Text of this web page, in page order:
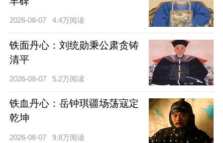
2026-08-07 4.4万阅读
铁面丹心：刘统勋秉公肃贪铸
清平
2026-08-07 5.2万阅读
铁血丹心：岳钟琪疆场荡寇定
乾坤
2026-08-07 9.8万阅读